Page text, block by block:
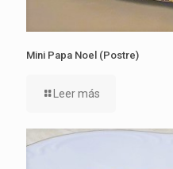
Mini Papa Noel (Postre)
Leer más